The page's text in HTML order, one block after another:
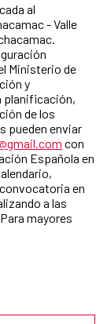
al
- Valle
Ministerio de
y
planificación,
de los
pueden enviar
con
Española en
en
a las
mayores